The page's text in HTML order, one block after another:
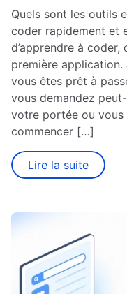
Quels sont les outils
coder rapidement et
d’apprendre à
première application.
vous êtes prêt à
vous demandez
votre portée ou vous
commencer […]
Lire la suite